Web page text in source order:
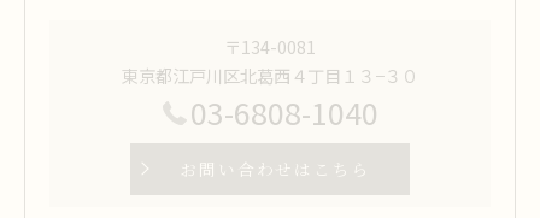
〒134-0081
東京都江戸川区北葛西４丁目１３−３０
03-6808-1040
お問い合わせはこちら